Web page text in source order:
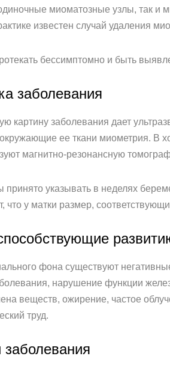
миоматозные узлы, так
известен случай удаления
бессимптомно и быть
заболевания
картину заболевания дает
ее ткани миометрия. В
магнитно-резонансную
указывать в неделях
что у матки размер,
фона существуют
нарушение функции
веществ, ожирение, частое
труд.